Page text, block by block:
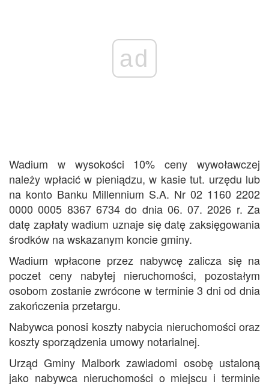
ad
Wadium w wysokości 10% ceny wywoławczej
należy wpłacić w pieniądzu, w kasie tut. urzędu lub
na konto Banku Millennium S.A. Nr 02 1160 2202
0000 0005 8367 6734 do dnia 06. 07. 2026 r. Za
datę zapłaty wadium uznaje się datę zaksięgowania
środków na wskazanym koncie gminy.
Wadium wpłacone przez nabywcę zalicza się na
poczet ceny nabytej nieruchomości, pozostałym
osobom zostanie zwrócone w terminie 3 dni od dnia
zakończenia przetargu.
Nabywca ponosi koszty nabycia nieruchomości oraz
koszty sporządzenia umowy notarialnej.
Urząd Gminy Malbork zawiadomi osobę ustaloną
jako nabywca nieruchomości o miejscu i terminie